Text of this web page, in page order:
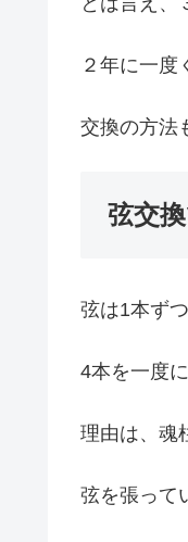
２年に一度
交換の方法
弦交
弦は1本ず
4本を一度
理由は、魂
弦を張って